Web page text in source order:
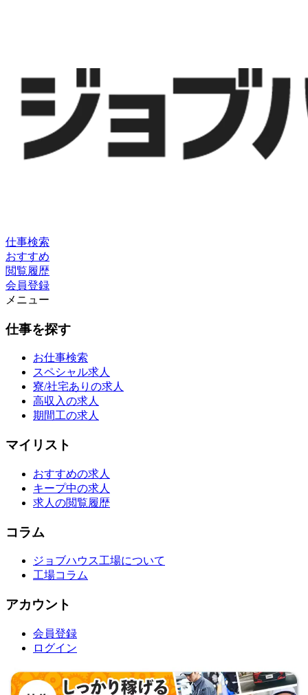
仕事検索
おすすめ
閲覧履歴
会員登録
メニュー
仕事を探す
お仕事検索
スペシャル求人
寮/社宅ありの求人
高収入の求人
期間工の求人
マイリスト
おすすめの求人
キープ中の求人
求人の閲覧履歴
コラム
ジョブハウス工場について
工場コラム
アカウント
会員登録
ログイン